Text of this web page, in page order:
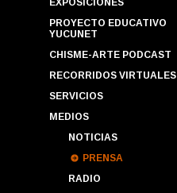
EXPOSICIONES
PROYECTO EDUCATIVO
YUCUNET
CHISME-ARTE PODCAST
RECORRIDOS VIRTUALES
SERVICIOS
MEDIOS
NOTICIAS
PRENSA
RADIO